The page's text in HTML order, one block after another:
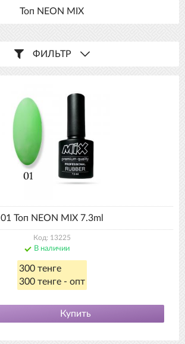
Топ NEON MIX
ФИЛЬТР
01 Топ NEON MIX 7.3ml
Код: 13225
В наличии
300 тенге
300 тенге - опт
Купить